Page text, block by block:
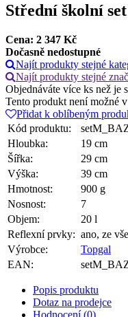
Střední školní
Cena: 2 347 Kč
Dočasně nedostupné
Najít produkty stejné
Najít produkty stejné
Objednáváte více ks než je
Tento produkt není možné
Přidat k oblíbeným
Kód produktu:
Hloubka:
19 cm
Šířka:
29 cm
Výška:
39 cm
Hmotnost:
900 g
Nosnost:
7
Objem:
20 l
Reflexní prvky: ano, ze
Výrobce:
Topgal
EAN:
Popis produktu
Dotaz na prodejce
Hodnocení (0)